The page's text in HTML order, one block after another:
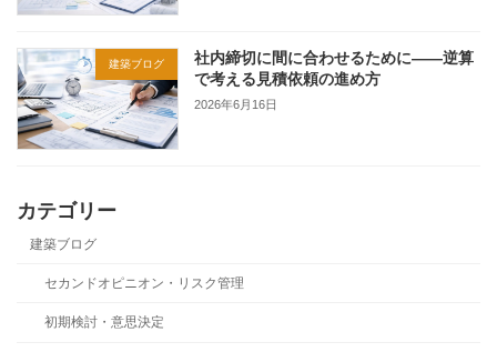
建築ブログ
社内締切に間に合わせるために——逆算
で考える見積依頼の進め方
2026年6月16日
カテゴリー
建築ブログ
セカンドオピニオン・リスク管理
初期検討・意思決定